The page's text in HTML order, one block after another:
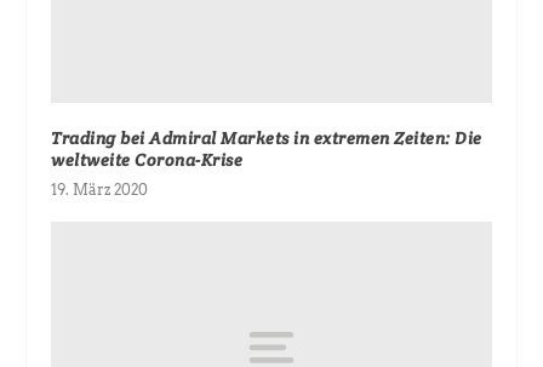
Trading bei Admiral Markets in extremen Zeiten: Die
weltweite Corona-Krise
19. März 2020